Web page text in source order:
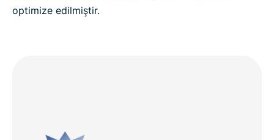
optimize edilmiştir.